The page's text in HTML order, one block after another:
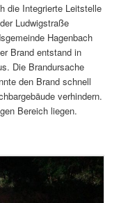
die Integrierte Leitstelle
Ludwigstraße
Hagenbach
Brand entstand in
Die Brandursache
den Brand schnell
verhindern.
Bereich liegen.